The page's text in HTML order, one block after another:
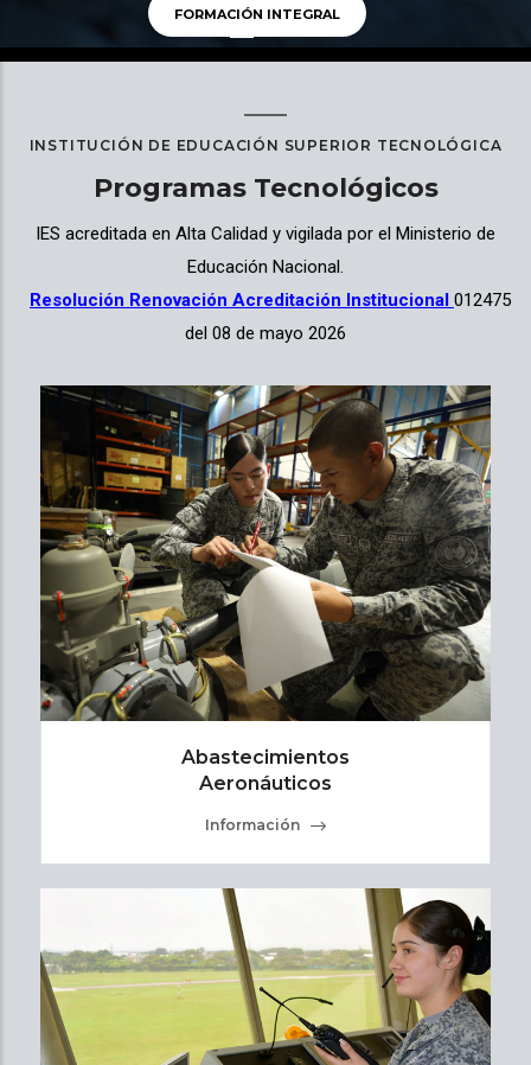
FORMACIÓN INTEGRAL
INSTITUCIÓN DE EDUCACIÓN SUPERIOR TECNOLÓGICA
Programas Tecnológicos
IES acreditada en Alta Calidad y vigilada por el Ministerio de
Educación Nacional.
Resolución Renovación Acreditación Institucional 012475
del 08 de mayo 2026
Abastecimientos
Aeronáuticos
Información